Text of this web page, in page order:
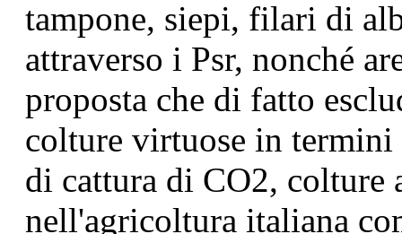
tampone, siepi, filari di
attraverso i Psr, nonché
proposta che di fatto
colture virtuose in
di cattura di CO2, colture
nell'agricoltura italiana